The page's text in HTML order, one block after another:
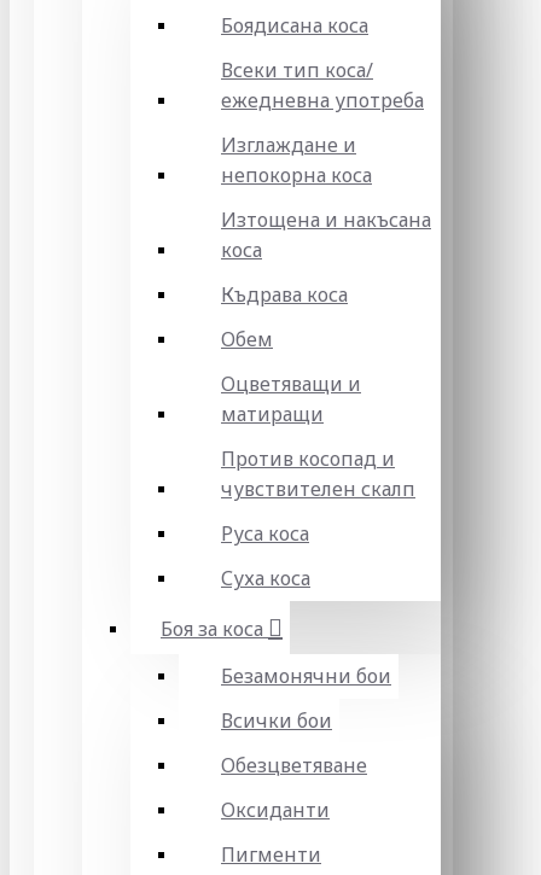
Боядисана коса
Всеки тип коса/
ежедневна употреба
Изглаждане и
непокорна коса
Изтощена и накъсана
коса
Къдрава коса
Обем
Оцветяващи и
матиращи
Против косопад и
чувствителен скалп
Руса коса
Суха коса
Боя за коса
Безамонячни бои
Всички бои
Обезцветяване
Оксиданти
Пигменти